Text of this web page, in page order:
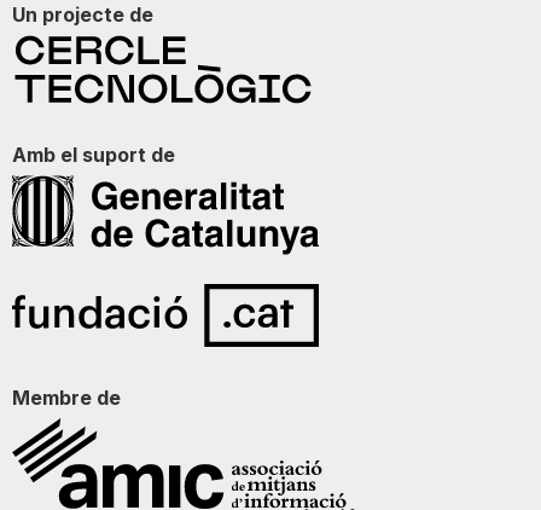
Un projecte de
Amb el suport de
Membre de